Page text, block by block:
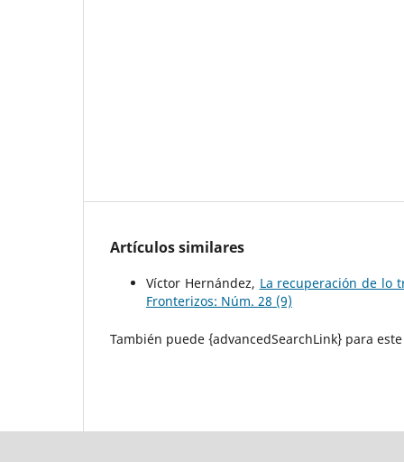
Artículos similares
Víctor Hernández, La recuperación de lo
Fronterizos: Núm. 28 (9)
También puede {advancedSearchLink} para